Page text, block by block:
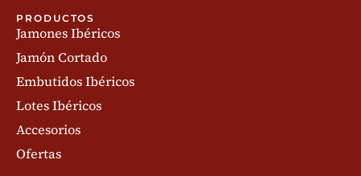
PRODUCTOS
Jamones Ibéricos
Jamón Cortado
Embutidos Ibéricos
Lotes Ibéricos
Accesorios
Ofertas